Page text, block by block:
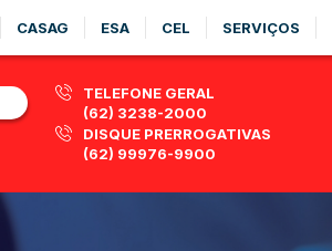
CASAG ESA CEL SERVIÇOS
TELEFONE GERAL
(62) 3238-2000
DISQUE PRERROGATIVAS
(62) 99976-9900